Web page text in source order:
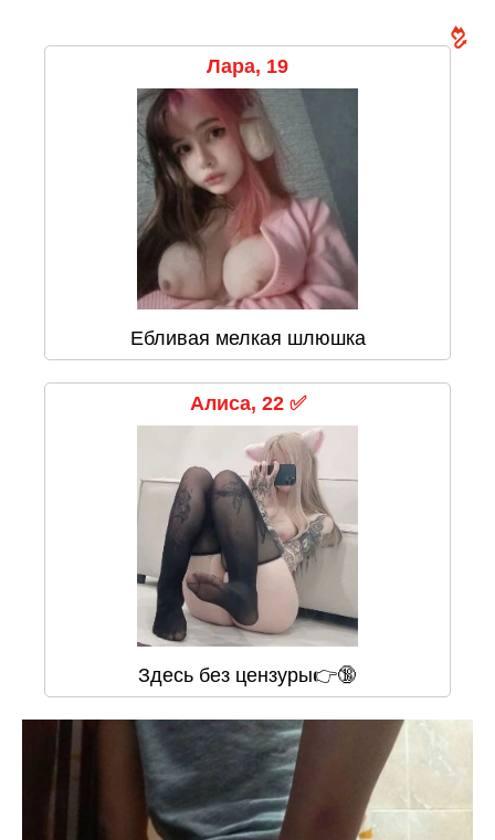
Лара, 19
Ебливая мелкая шлюшка
Алиса, 22 ✅
Здесь без цензуры👉🔞